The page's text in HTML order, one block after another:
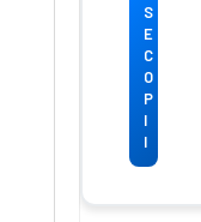
S
E
C
O
P
I
I